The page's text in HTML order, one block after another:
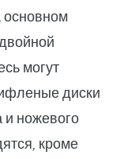
основном
могут
диски
и ножевого
кроме